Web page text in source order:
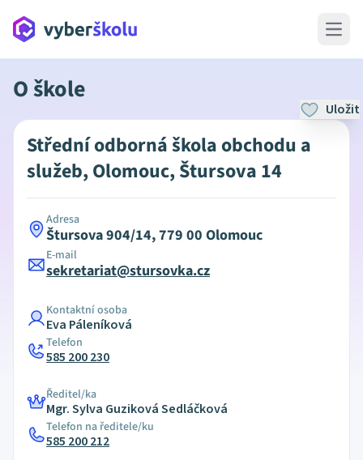
Open
O škole
Uložit
Střední odborná škola obchodu a
služeb, Olomouc, Štursova 14
Adresa
Štursova 904/14, 779 00 Olomouc
E-mail
sekretariat@stursovka.cz
Kontaktní osoba
Eva Páleníková
Telefon
585 200 230
Ředitel/ka
Mgr. Sylva Guziková Sedláčková
Telefon na ředitele/ku
585 200 212